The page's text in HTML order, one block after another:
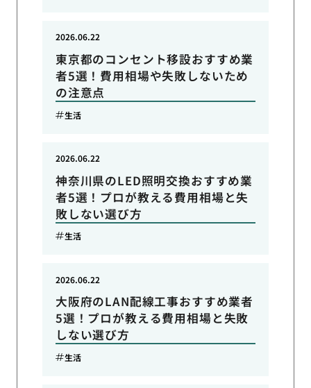
東京都のコンセント移設おすすめ業
者5選！費用相場や失敗しないため
の注意点
2026.06.22
生活
神奈川県のLED照明交換おすすめ業
者5選！プロが教える費用相場と失
敗しない選び方
2026.06.22
生活
大阪府のLAN配線工事おすすめ業者
5選！プロが教える費用相場と失敗
しない選び方
2026.06.22
生活